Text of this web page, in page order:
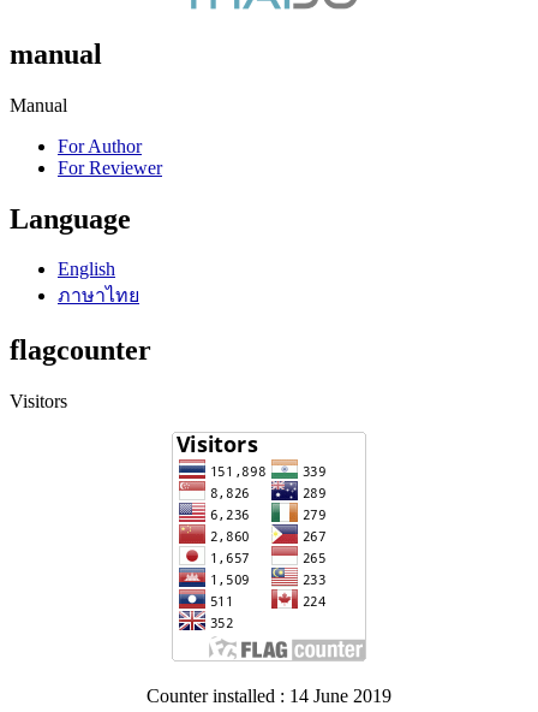
manual
Manual
For Author
For Reviewer
Language
English
ภาษาไทย
flagcounter
Visitors
Counter installed : 14 June 2019